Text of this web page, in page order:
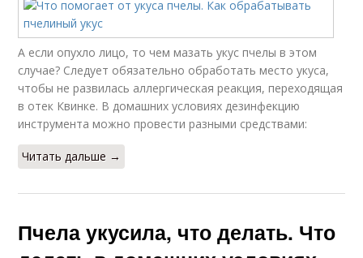
А если опухло лицо, то чем мазать укус пчелы в этом
случае? Следует обязательно обработать место укуса,
чтобы не развилась аллергическая реакция, переходящая
в отек Квинке. В домашних условиях дезинфекцию
инструмента можно провести разными средствами:
Читать дальше →
Пчела укусила, что делать. Что